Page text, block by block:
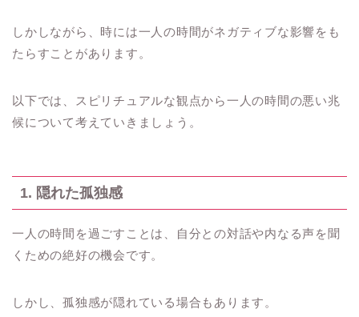
しかしながら、時には一人の時間がネガティブな影響をも
たらすことがあります。
以下では、スピリチュアルな観点から一人の時間の悪い兆
候について考えていきましょう。
1. 隠れた孤独感
一人の時間を過ごすことは、自分との対話や内なる声を聞
くための絶好の機会です。
しかし、孤独感が隠れている場合もあります。